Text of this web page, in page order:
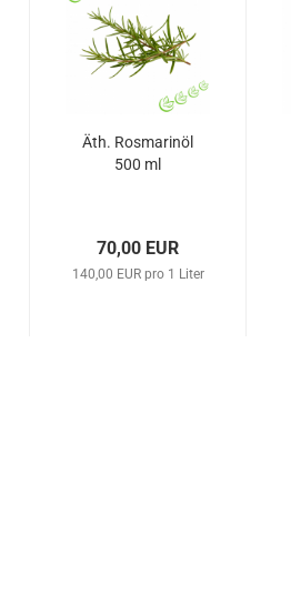
Äth. Rosmarinöl
500 ml
70,00 EUR
140,00 EUR pro 1 Liter